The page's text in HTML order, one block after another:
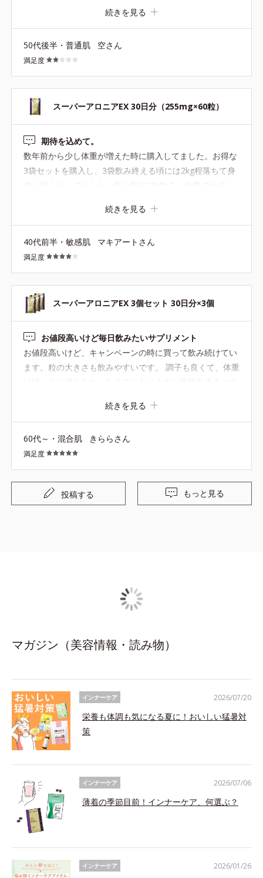
け、多少ですが運動も始めてはいますが目に見える効果が
なかなか出ない現状が辛いです… どの位継続すると体がか
わってくるのか分かればもう少し続けてみたいのですが、
お高いのでそれに見合う効果がなければ継続は苦しいで
す。 もう少し他の方の口コミを見ながら継続は考えたいと
思います。
続きを見る
50代後半・普通肌 空さん
満足度
スーパーアロニアEX 30日分（255mg×60粒）
期待を込めて。
数年前から少し体重が増えた時に購入してました。お得な
3袋セットを購入し、3袋飲み終える頃には2kg程落ちて身
体も軽くなってました。私は朝に2粒飲み、仕事では少し
良くなっているように感じました。年齢的に体重が落ちに
くくなってきていますが、今回も期待を込めてしばらく飲
んでみます。少しお値段張るのでまたお得な3袋セットが
出てほしいです。
続きを見る
40代前半・敏感肌 マキアートさん
満足度
スーパーアロニアEX 3個セット 30日分×3個
お値段高いけど毎日飲みたいサプリメント
お値段高いけど、キャンペーンの時に買って飲み続けてい
ます。粒の大きさも飲みやすいです。 調子も良くて、体重
入れると体重は減りますね。
続きを見る
60代～・混合肌 きららさん
満足度
投稿する もっと見る
マガジン（美容情報・読み物）
インナーケア
栄養も体調も気になる夏に！おいしい猛暑対
策
2026/07/20
インナーケア
薄着の季節目前！インナーケア、何選ぶ？
2026/07/06
インナーケア 2026/01/26